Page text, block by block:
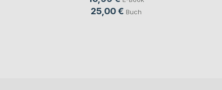
25,00 € Buch